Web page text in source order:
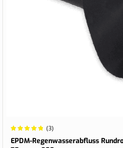
Wertung:
100%
(3)
EPDM-Regenwasserabfluss